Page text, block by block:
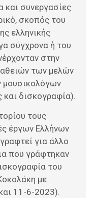
και συνεργασίες
σκοπός του
ελληνικής
σύγχρονα ή του
στην
των μελών
μουσικολόγων
δισκογραφία).
τους
έργων Ελλήνων
για άλλο
που γράφτηκαν
του
με
11-6-2023).